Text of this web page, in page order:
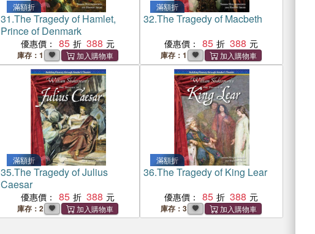
滿額折
31.The Tragedy of Hamlet,
Prince of Denmark
優惠價： 85 388
庫存：1
滿額折
32.The Tragedy of Macbeth
優惠價： 85 388
庫存：1
滿額折
35.The Tragedy of Julius
Caesar
優惠價： 85 388
庫存：2
滿額折
36.The Tragedy of King Lear
優惠價： 85 388
庫存：3